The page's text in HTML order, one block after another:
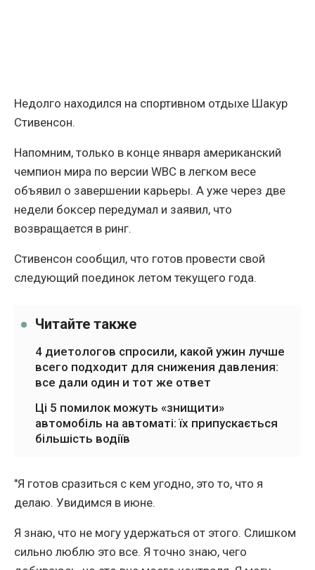
Недолго находился на спортивном отдыхе Шакур
Стивенсон.
Напомним, только в конце января американский
чемпион мира по версии WBC в легком весе
объявил о завершении карьеры. А уже через две
недели боксер передумал и заявил, что
возвращается в ринг.
Стивенсон сообщил, что готов провести свой
следующий поединок летом текущего года.
Читайте также
4 диетологов спросили, какой ужин лучше
всего подходит для снижения давления:
все дали один и тот же ответ
Ці 5 помилок можуть «знищити»
автомобіль на автоматі: їх припускається
більшість водіїв
"Я готов сразиться с кем угодно, это то, что я
делаю. Увидимся в июне.
Я знаю, что не могу удержаться от этого. Слишком
сильно люблю это все. Я точно знаю, чего